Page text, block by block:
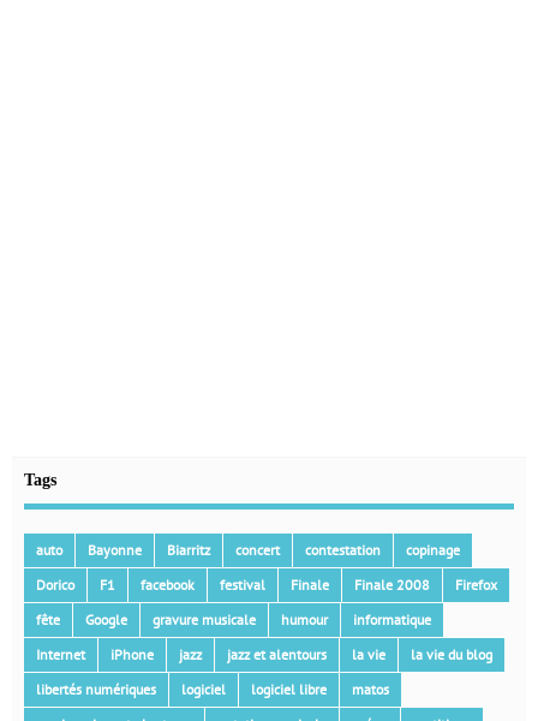
Tags
auto Bayonne Biarritz concert contestation
copinage
Dorico
F1 facebook festival Finale Finale 2008
Firefox
fête
Google gravure musicale humour
informatique
Internet
iPhone jazz jazz et alentours la vie
la vie du blog
libertés numériques
logiciel logiciel libre
matos